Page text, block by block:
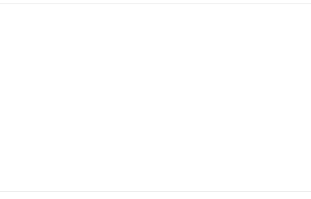
ューナー♪ ☑️テレビ番組をパソコンで観れる・撮れる！ ☑️電子番組表